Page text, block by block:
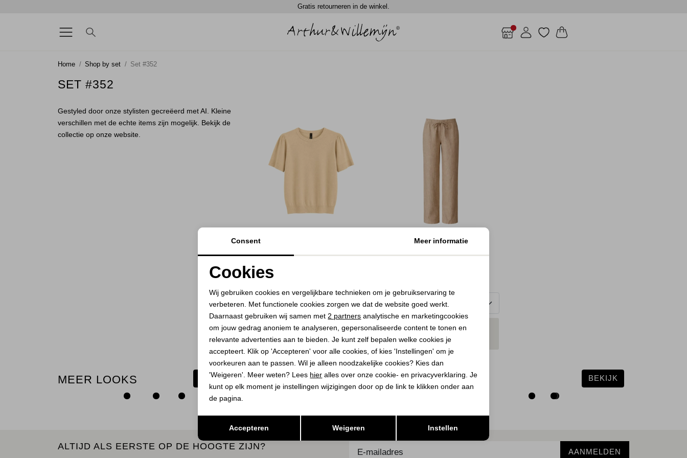
Gratis retourneren in de winkel.
Home Shop by set Set #352
SET #352
Gestyled door onze stylisten gecreëerd met AI. Kleine
verschillen met de echte items zijn mogelijk. Bekijk de
collectie op onze website.
NED
Quinty 1/2 SS Zand
PLAATS IN
WINKELMAND
SELECTEER MAAT
MAC DAMES
PLAATS IN
WINKELMAND
SELECTEER MAAT
MEER LOOKS BEKIJK BEKIJK BEKIJK
ALTIJD ALS EERSTE OP DE HOOGTE ZIJN?
AANMELDEN
Analytische cookies Marketing cookies
Consent Meer informatie
Cookies
Wij gebruiken cookies en vergelijkbare technieken om je gebruikservaring te
verbeteren. Met functionele cookies zorgen we dat de website goed werkt.
Daarnaast gebruiken wij samen met 2 partners analytische en marketingcookies
om jouw gedrag anoniem te analyseren, gepersonaliseerde content te tonen en
relevante advertenties aan te bieden. Je kunt zelf bepalen welke cookies je
accepteert. Klik op 'Accepteren' voor alle cookies, of kies 'Instellingen' om je
voorkeuren aan te passen. Wil je alleen noodzakelijke cookies? Kies dan
'Weigeren'. Meer weten? Lees hier alles over onze cookie- en privacyverklaring. Je
kunt op elk moment je instellingen wijzigingen door op de link te klikken onder aan
de pagina.
Accepteren Weigeren Instellen